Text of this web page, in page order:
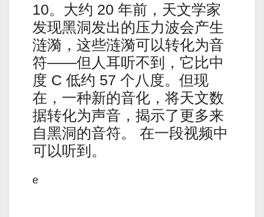
10。大约 20 年前，天文学家
发现黑洞发出的压力波会产生
涟漪，这些涟漪可以转化为音
符——但人耳听不到，它比中
度 C 低约 57 个八度。但现
在，一种新的音化，将天文数
据转化为声音，揭示了更多来
自黑洞的音符。 在一段视频中
可以听到。
e